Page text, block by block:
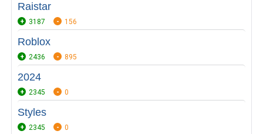
Raistar
3187 156
Roblox
2436 895
2024
2345 0
Styles
2345 0